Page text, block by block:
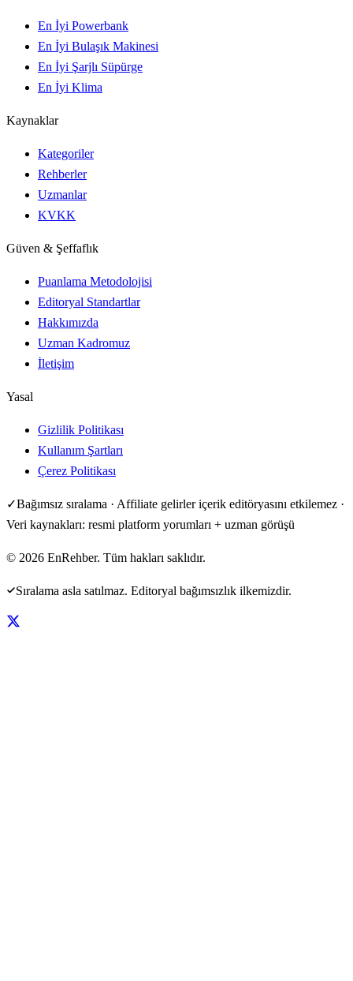
En İyi Powerbank
En İyi Bulaşık Makinesi
En İyi Şarjlı Süpürge
En İyi Klima
Kaynaklar
Kategoriler
Rehberler
Uzmanlar
KVKK
Güven & Şeffaflık
Puanlama Metodolojisi
Editoryal Standartlar
Hakkımızda
Uzman Kadromuz
İletişim
Yasal
Gizlilik Politikası
Kullanım Şartları
Çerez Politikası
✓Bağımsız sıralama · Affiliate gelirler içerik editöryasını etkilemez ·
Veri kaynakları: resmi platform yorumları + uzman görüşü
© 2026 EnRehber. Tüm hakları saklıdır.
Sıralama asla satılmaz. Editoryal bağımsızlık ilkemizdir.